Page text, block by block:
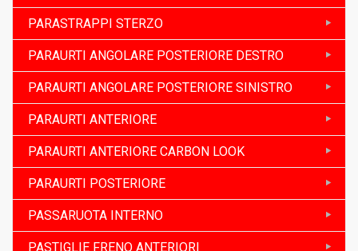
PARASTRAPPI STERZO
PARAURTI ANGOLARE POSTERIORE DESTRO
PARAURTI ANGOLARE POSTERIORE SINISTRO
PARAURTI ANTERIORE
PARAURTI ANTERIORE CARBON LOOK
PARAURTI POSTERIORE
PASSARUOTA INTERNO
PASTIGLIE FRENO ANTERIORI